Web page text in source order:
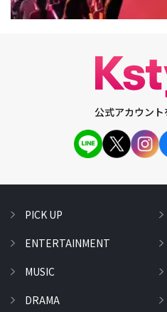
公式アカウント
PICK UP
ENTERTAINMENT
MUSIC
DRAMA